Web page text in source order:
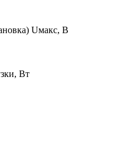
Uмакс, В
Вт